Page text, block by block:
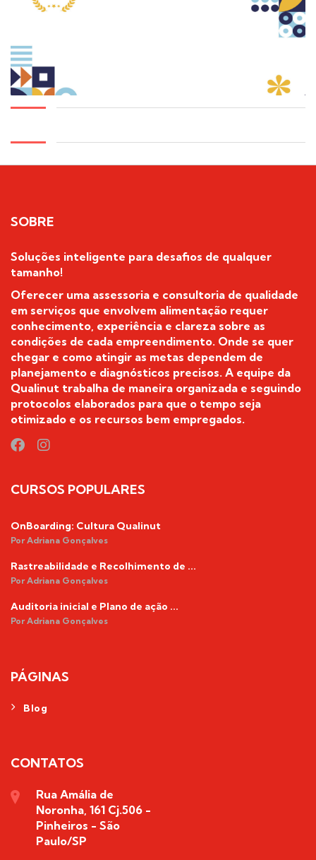
SOBRE
Soluções inteligente para desafios de qualquer
tamanho!
Oferecer uma assessoria e consultoria de qualidade
em serviços que envolvem alimentação requer
conhecimento, experiência e clareza sobre as
condições de cada empreendimento. Onde se quer
chegar e como atingir as metas dependem de
planejamento e diagnósticos precisos. A equipe da
Qualinut trabalha de maneira organizada e seguindo
protocolos elaborados para que o tempo seja
otimizado e os recursos bem empregados.
CURSOS POPULARES
OnBoarding: Cultura Qualinut
Por Adriana Gonçalves
Rastreabilidade e Recolhimento de ...
Por Adriana Gonçalves
Auditoria inicial e Plano de ação ...
Por Adriana Gonçalves
PÁGINAS
Blog
CONTATOS
Rua Amália de
Noronha, 161 Cj.506 -
Pinheiros - São
Paulo/SP